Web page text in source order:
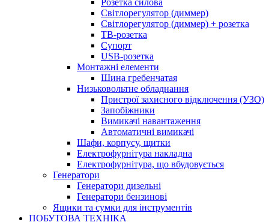
Розетка силова
Світлорегулятор (диммер)
Світлорегулятор (диммер) + розетка
ТВ-розетка
Супорт
USB-розетка
Монтажні елементи
Шина гребенчатая
Низьковольтне обладнання
Пристрої захисного відключення (УЗО)
Запобіжники
Вимикачі навантаження
Автоматичні вимикачі
Шафи, корпусу, щитки
Електрофурнітура накладна
Електрофурнітура, що вбудовується
Генератори
Генератори дизельні
Генератори бензинові
Ящики та сумки для інструментів
ПОБУТОВА ТЕХНІКА